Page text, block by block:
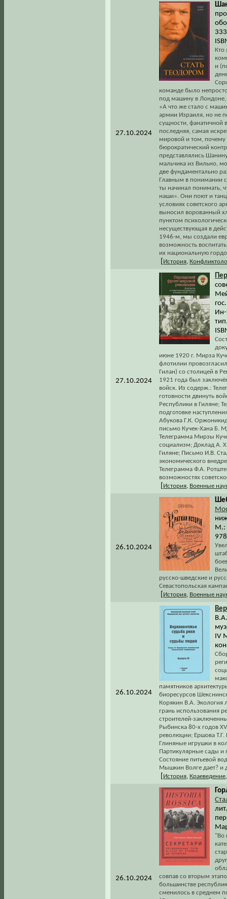
27.10.2024
Кто
и
команде было
под машину в Лондоне,
«А что же стало с
армии Израиля, но не
сущности, фанатичной
последняя, самая
мировой и том,
бюрократический
представлялись
мальчика из Вильно,
две фундаментально
Главным в понимании
ты начинал понимать,
наши». Они поют и
условиях советского
выносил ворованный
пунктом
несуществующая в
1946-м, мы создали
возможность
их национальную
История
27.10.2024
Ин-
июне 1920 г. Мирза
флотилии
Гилан) со столицей в
1921 года был
войск. Из содерж.:
готовности двинуть
Республики в Гиляне;
подготовке
Абукова Г.К.
письмо Кучек-Хана Б.
Телеграмма Мирзы
социализм; Доклад А.
Гиляне; Письмо И.В.
экономического
Телеграмма Ф.А.
возможностях
История Военные
26.10.2024
М.:
русско-шведские и
Севастопольская
История Военные
26.10.2024
IV
памятников
биоресурсов
Корякин В.А. Экология
грань использования
строителей-
Рыбинска 80-х годов
революции; Ершова Т.Г.
Глиняные игрушки в
Партикулярные сады и
Состояние питьевой
Мышкин Волге дает? и
История Краеведение
26.10.2024
"Во
совпав со вторым
большинстве
сменилось в среднем